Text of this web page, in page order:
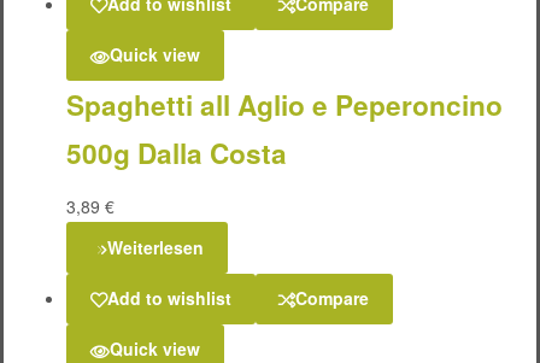
Quick view
Spaghetti all Aglio e Peperoncino
500g Dalla Costa
3,89 €
Weiterlesen
Add to wishlist Compare
Quick view